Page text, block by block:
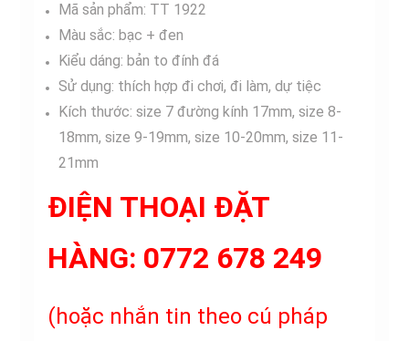
Mã sản phẩm: TT 1922
Màu sắc: bạc + đen
Kiểu dáng: bản to đính đá
Sử dụng: thích hợp đi chơi, đi làm, dự tiệc
Kích thước: size 7 đường kính 17mm, size 8-
18mm, size 9-19mm, size 10-20mm, size 11-
21mm
ĐIỆN THOẠI ĐẶT
HÀNG: 0772 678 249
(hoặc nhắn tin theo cú pháp